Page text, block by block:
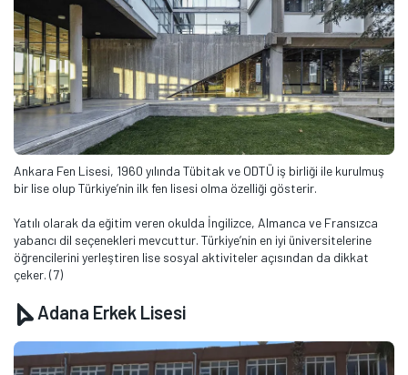
Ankara Fen Lisesi, 1960 yılında Tübitak ve ODTÜ iş birliği ile kurulmuş
bir lise olup Türkiye’nin ilk fen lisesi olma özelliği gösterir.
Yatılı olarak da eğitim veren okulda İngilizce, Almanca ve Fransızca
yabancı dil seçenekleri mevcuttur. Türkiye’nin en iyi üniversitelerine
öğrencilerini yerleştiren lise sosyal aktiviteler açısından da dikkat
çeker. (7)
Adana Erkek Lisesi